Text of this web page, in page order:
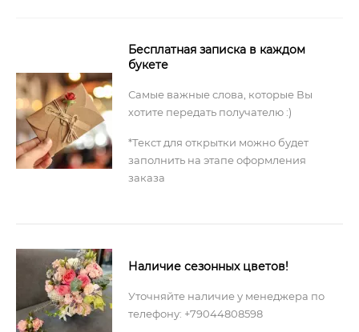
Бесплатная записка в каждом
букете
Самые важные слова, которые Вы
хотите передать получателю :)
*Текст для открытки можно будет
заполнить на этапе оформления
заказа
Наличие сезонных цветов!
Уточняйте наличие у менеджера по
телефону: +79044808598